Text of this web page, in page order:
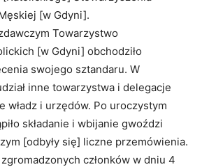
[w Gdyni].
Towarzystwo
[w Gdyni] obchodziło
swojego sztandaru. W
inne towarzystwa i delegacje
władz i urzędów. Po uroczystym
składanie i wbijanie gwoździ
[odbyły się] liczne przemówienia.
członków w dniu 4